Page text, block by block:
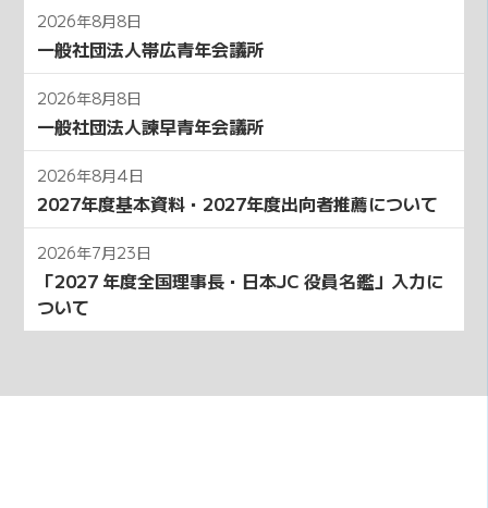
2026年8月8日
一般社団法人帯広青年会議所
2026年8月8日
一般社団法人諫早青年会議所
2026年8月4日
2027年度基本資料・2027年度出向者推薦について
2026年7月23日
「2027 年度全国理事⻑・⽇本JC 役員名鑑」⼊⼒に
ついて